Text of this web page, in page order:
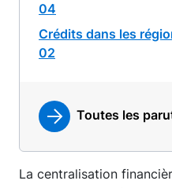
04
Crédits dans les
02
Toutes les
La centralisation